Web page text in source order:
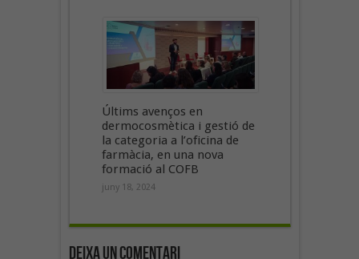
Últims avenços en
dermocosmètica i gestió de
la categoria a l’oficina de
farmàcia, en una nova
formació al COFB
juny 18, 2024
Deixa un Comentari